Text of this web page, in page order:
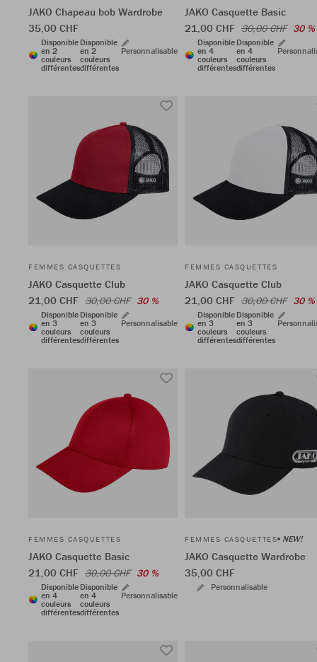
JAKO Chapeau bob Wardrobe
35,00 CHF
Disponible
en 2
couleurs
différentes
Disponible
en 2
couleurs
différentes
Personnalisable
JAKO Casquette Basic
21,00 CHF 30,00 CHF 30 %
Disponible
en 4
couleurs
différentes
Disponible
en 4
couleurs
différentes
FEMMES CASQUETTES
JAKO Casquette Club
21,00 CHF 30,00 CHF 30 %
Disponible
en 3
couleurs
différentes
Disponible
en 3
couleurs
différentes
Personnalisable
FEMMES CASQUETTES
JAKO Casquette Club
21,00 CHF 30,00 CHF 30 %
Disponible
en 3
couleurs
différentes
Disponible
en 3
couleurs
différentes
FEMMES CASQUETTES
JAKO Casquette Basic
21,00 CHF 30,00 CHF 30 %
Disponible
en 4
couleurs
différentes
Disponible
en 4
couleurs
différentes
Personnalisable
FEMMES CASQUETTES NEW!
JAKO Casquette Wardrobe
35,00 CHF
Personnalisable